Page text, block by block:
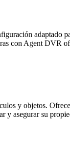
con Agent DVR
y objetos.
y asegurar su